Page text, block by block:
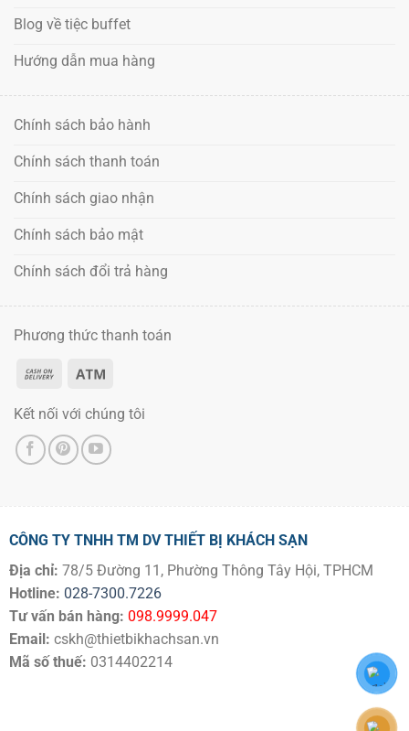
Blog về tiệc buffet
Hướng dẫn mua hàng
Chính sách bảo hành
Chính sách thanh toán
Chính sách giao nhận
Chính sách bảo mật
Chính sách đổi trả hàng
Phương thức thanh toán
Kết nối với chúng tôi
CÔNG TY TNHH TM DV THIẾT BỊ KHÁCH SẠN
Địa chỉ: 78/5 Đường 11, Phường Thông Tây Hội, TPHCM
Hotline: 028-7300.7226
Tư vấn bán hàng: 098.9999.047
Email: cskh@thietbikhachsan.vn
Mã số thuế: 0314402214